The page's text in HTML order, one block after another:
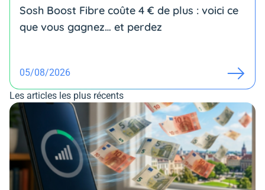
Sosh Boost Fibre coûte 4 € de plus : voici ce
que vous gagnez… et perdez
05/08/2026
Les articles les plus récents